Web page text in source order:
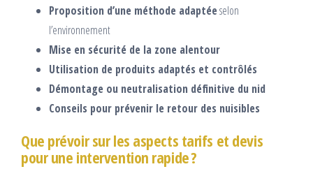
Proposition d’une méthode adaptéeselon
l’environnement
Mise en sécurité de la zone alentour
Utilisation de produits adaptés et contrôlés
Démontage ou neutralisation définitive du nid
Conseils pour prévenir le retour des nuisibles
Que prévoir sur les aspects tarifs et devis
pour une intervention rapide ?